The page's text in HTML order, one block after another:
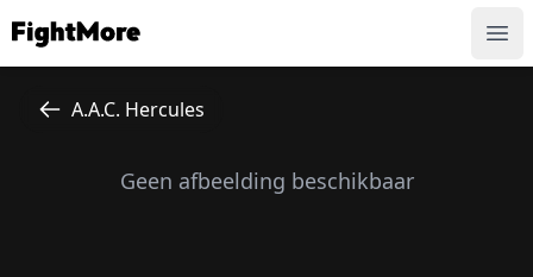
FightMore
A.A.C. Hercules
Geen afbeelding beschikbaar